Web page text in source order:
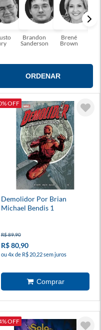
ajudar a transformar a
perfeito para você!
Brandon
Sanderson
Brené
Brown
ORDENAR
OFF
Demolidor Por Brian
Michael Bendis 1
R$ 89,90
R$ 80,90
ou 4x de R$ 20,22 sem juros
OFF